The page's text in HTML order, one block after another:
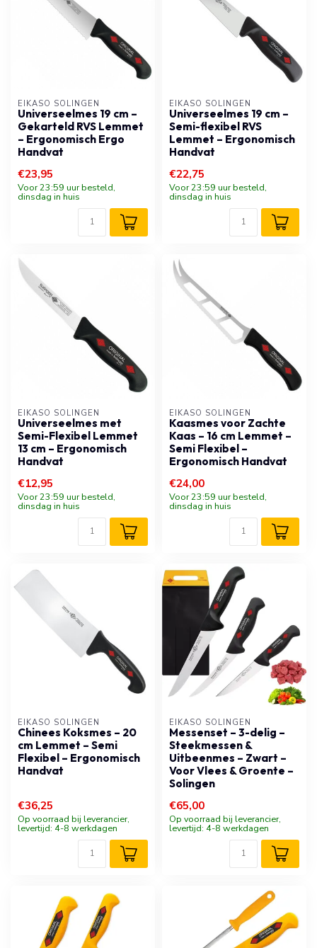
EIKASO SOLINGEN
Universeelmes 19 cm –
Gekarteld RVS Lemmet
– Ergonomisch Ergo
Handvat
€23,95
Voor 23:59 uur besteld,
dinsdag in huis
EIKASO SOLINGEN
Universeelmes 19 cm –
Semi-flexibel RVS
Lemmet – Ergonomisch
Handvat
€22,75
Voor 23:59 uur besteld,
dinsdag in huis
EIKASO SOLINGEN
Universeelmes met
Semi-Flexibel Lemmet
13 cm – Ergonomisch
Handvat
€12,95
Voor 23:59 uur besteld,
dinsdag in huis
EIKASO SOLINGEN
Kaasmes voor Zachte
Kaas – 16 cm Lemmet –
Semi Flexibel –
Ergonomisch Handvat
€24,00
Voor 23:59 uur besteld,
dinsdag in huis
EIKASO SOLINGEN
Chinees Koksmes – 20
cm Lemmet – Semi
Flexibel – Ergonomisch
Handvat
€36,25
Op voorraad bij leverancier,
levertijd: 4-8 werkdagen
EIKASO SOLINGEN
Messenset – 3-delig –
Steekmessen &
Uitbeenmes – Zwart –
Voor Vlees & Groente –
Solingen
€65,00
Op voorraad bij leverancier,
levertijd: 4-8 werkdagen